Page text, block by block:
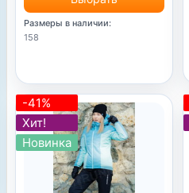
Размеры в наличии:
158
-41%
Хит!
Новинка